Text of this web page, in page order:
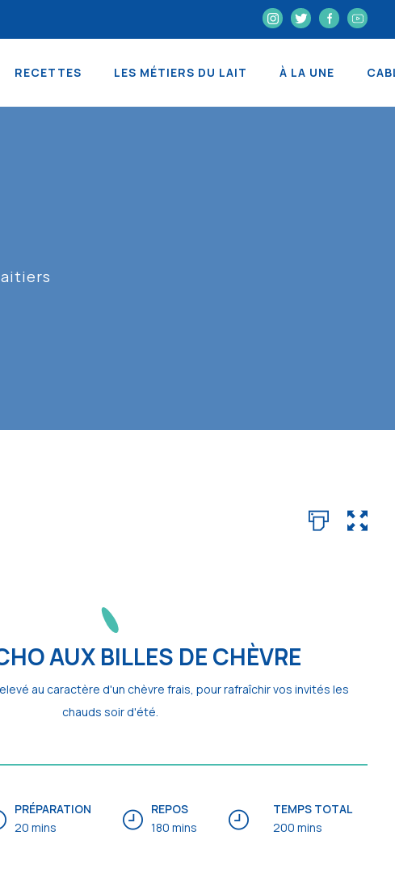
RECETTES LES MÉTIERS DU LAIT À LA UNE
AUX BILLES DE CHÈVRE
au caractère d'un chèvre frais, pour rafraîchir vos invités les
chauds soir d'été.
PRÉPARATION
20 mins
REPOS
180 mins
TEMPS TOTAL
200 mins